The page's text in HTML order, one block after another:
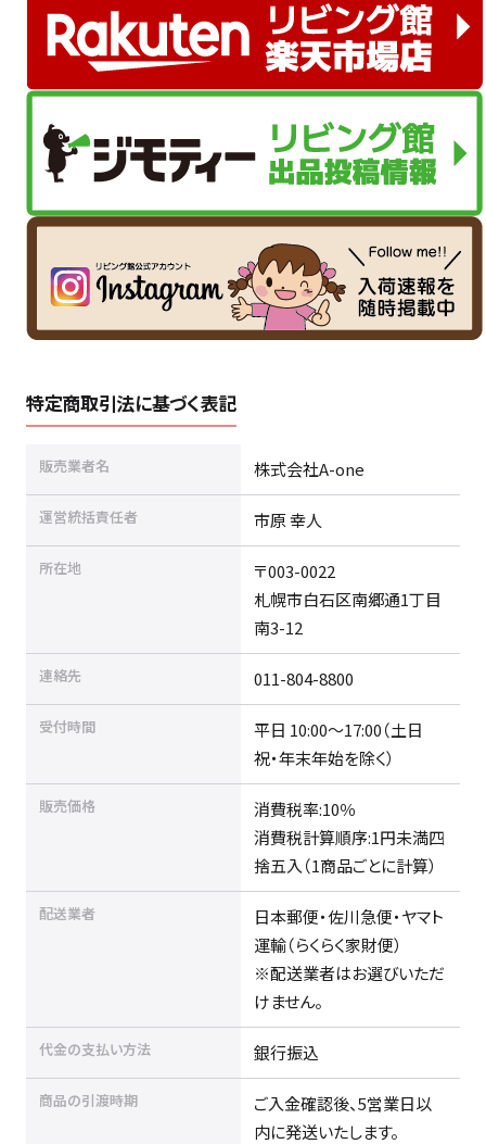
特定商取引法に基づく表記
販売業者名 株式会社A-one
運営統括責任者 市原 幸人
所在地
〒003-0022
札幌市白石区南郷通1丁目
南3-12
連絡先 011-804-8800
受付時間
平日 10:00〜17:00（土日
祝・年末年始を除く）
販売価格
消費税率:10％
消費税計算順序:1円未満四
捨五入（1商品ごとに計算）
配送業者
日本郵便・佐川急便・ヤマト
運輸（らくらく家財便）
※配送業者はお選びいただ
けません。
代金の支払い方法 銀行振込
商品の引渡時期
ご入金確認後、5営業日以
内に発送いたします。